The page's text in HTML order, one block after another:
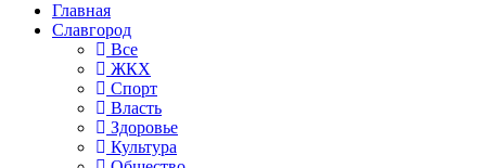
Главная
Славгород
Все
ЖКХ
Спорт
Власть
Здоровье
Культура